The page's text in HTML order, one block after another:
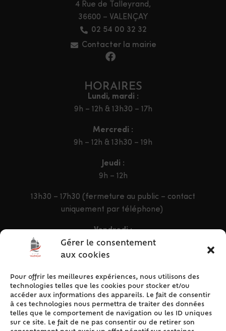
Gérer le consentement
aux cookies
Pour offrir les meilleures expériences, nous utilisons des
technologies telles que les cookies pour stocker et/ou
accéder aux informations des appareils. Le fait de consentir
à ces technologies nous permettra de traiter des données
telles que le comportement de navigation ou les ID uniques
sur ce site. Le fait de ne pas consentir ou de retirer son
4 Rue de Talleyrand,
36600 – VALENÇAY
02 54 00 32 32
Contacter la mairie
HORAIRES
Lundi, mardi :
9h – 12h & 13h30 – 17h
Mercredi :
9h – 12h & 13h30 – 19h
Jeudi :
9h – 12h
13h30 – 17h30 (fermeture au public – contact
uniquement par téléphone)
Vendredi :
9h – 12h & 13h30 – 16h30
ACCÈS RAPIDE
Accueil
Contact
Plan du site